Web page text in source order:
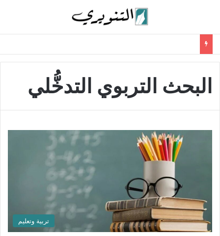
البحث التربوي التدخُّلي
تربية وتعليم